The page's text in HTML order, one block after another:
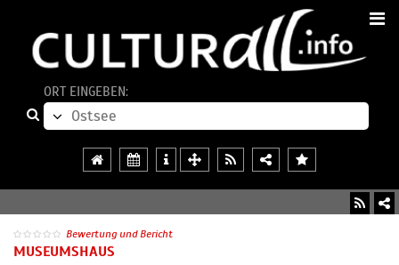
ORT EINGEBEN:
Bewertung und Bericht
MUSEUMSHAUS